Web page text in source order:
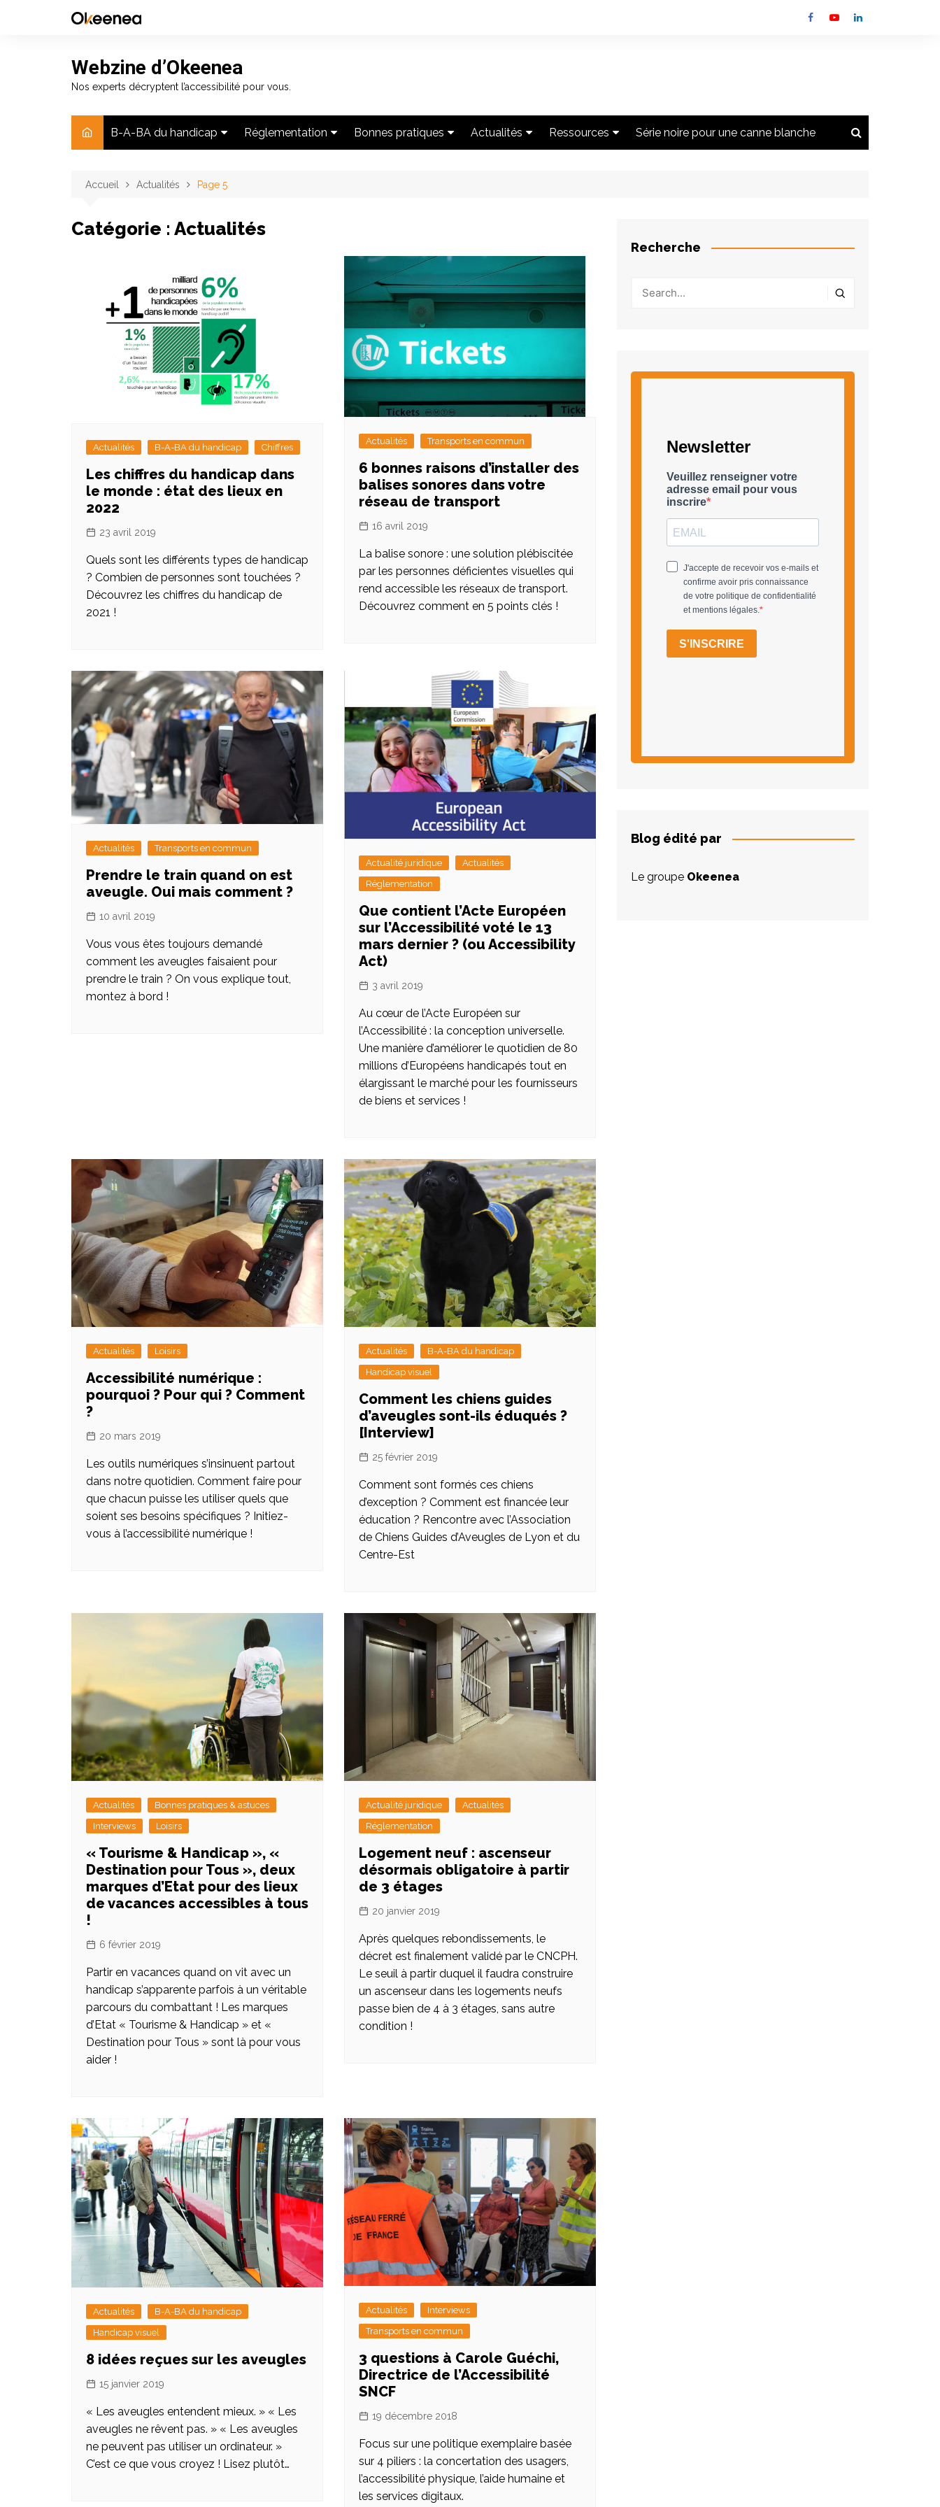
Webzine d’Okeenea
Nos experts décryptent l’accessibilité pour vous.
B-A-BA du handicap
Handicap moteur
Handicap auditif
Réglementation Bonnes pratiques
Santé
Actualités Ressources
Guide complet des feux
sonores et réglementation
Documentations et autres
guides
Série noire pour une canne blanche
Accueil Actualités Page 5
Catégorie : Actualités
Actualités B-A-BA du handicap Chiffres
Les chiffres du handicap dans
le monde : état des lieux en
2022
23 avril 2019
Quels sont les différents types de handicap
? Combien de personnes sont touchées ?
Découvrez les chiffres du handicap de
2021 !
Actualités Transports en commun
6 bonnes raisons d’installer des
balises sonores dans votre
réseau de transport
16 avril 2019
La balise sonore : une solution plébiscitée
par les personnes déficientes visuelles qui
rend accessible les réseaux de transport.
Découvrez comment en 5 points clés !
Actualités Transports en commun
Prendre le train quand on est
aveugle. Oui mais comment ?
10 avril 2019
Vous vous êtes toujours demandé
comment les aveugles faisaient pour
prendre le train ? On vous explique tout,
montez à bord !
Actualité juridique
Actualités
Réglementation
Que contient l’Acte Européen
sur l’Accessibilité voté le 13
mars dernier ? (ou Accessibility
Act)
3 avril 2019
Au cœur de l’Acte Européen sur
l’Accessibilité : la conception universelle.
Une manière d’améliorer le quotidien de 80
millions d’Européens handicapés tout en
élargissant le marché pour les fournisseurs
de biens et services !
Actualités Loisirs
Accessibilité numérique :
pourquoi ? Pour qui ? Comment
?
20 mars 2019
Les outils numériques s’insinuent partout
dans notre quotidien. Comment faire pour
que chacun puisse les utiliser quels que
soient ses besoins spécifiques ? Initiez-
vous à l’accessibilité numérique !
Actualités
B-A-BA du handicap
Handicap visuel
Comment les chiens guides
d’aveugles sont-ils éduqués ?
[Interview]
25 février 2019
Comment sont formés ces chiens
d’exception ? Comment est financée leur
éducation ? Rencontre avec l’Association
de Chiens Guides d’Aveugles de Lyon et du
Centre-Est
Actualités
Bonnes pratiques & astuces
Interviews
Loisirs
« Tourisme & Handicap », «
Destination pour Tous », deux
marques d’Etat pour des lieux
de vacances accessibles à tous
!
6 février 2019
Partir en vacances quand on vit avec un
handicap s’apparente parfois à un véritable
parcours du combattant ! Les marques
d’Etat « Tourisme & Handicap » et «
Destination pour Tous » sont là pour vous
aider !
Actualité juridique
Actualités
Réglementation
Logement neuf : ascenseur
désormais obligatoire à partir
de 3 étages
20 janvier 2019
Après quelques rebondissements, le
décret est finalement validé par le CNCPH.
Le seuil à partir duquel il faudra construire
un ascenseur dans les logements neufs
passe bien de 4 à 3 étages, sans autre
condition !
Actualités
B-A-BA du handicap
Handicap visuel
8 idées reçues sur les aveugles
15 janvier 2019
« Les aveugles entendent mieux. » « Les
aveugles ne rêvent pas. » « Les aveugles
ne peuvent pas utiliser un ordinateur. »
C’est ce que vous croyez ! Lisez plutôt…
Actualités
Interviews
Transports en commun
3 questions à Carole Guéchi,
Directrice de l’Accessibilité
SNCF
19 décembre 2018
Focus sur une politique exemplaire basée
sur 4 piliers : la concertation des usagers,
l’accessibilité physique, l’aide humaine et
les services digitaux.
Recherche
Blog édité par
Le groupe Okeenea